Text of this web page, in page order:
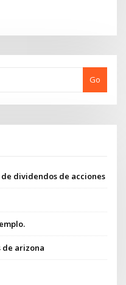
Go
dividendos de acciones
de arizona